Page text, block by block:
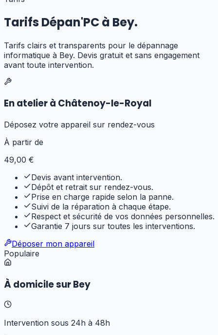
Tarifs Dépan'PC à Bey.
Tarifs clairs et transparents pour le dépannage
informatique à Bey. Devis gratuit et sans engagement
avant toute intervention.
En atelier à Châtenoy-le-Royal
Déposez votre appareil sur rendez-vous
À partir de
49,00 €
Devis avant intervention.
Dépôt et retrait sur rendez-vous.
Prise en charge rapide selon la panne.
Suivi de la réparation à chaque étape.
Respect et sécurité de vos données personnelles.
Garantie 7 jours sur toutes les interventions.
Déposer mon appareil
Populaire
À domicile sur Bey
Intervention sous 24h à 48h